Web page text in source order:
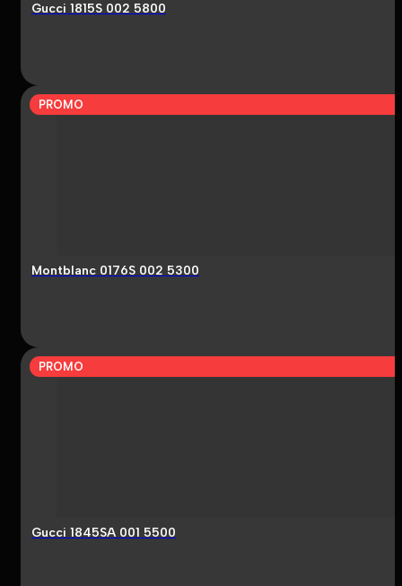
Gucci 1815S 002 5800
PROMO
Montblanc 0176S 002 5300
PROMO
Gucci 1845SA 001 5500